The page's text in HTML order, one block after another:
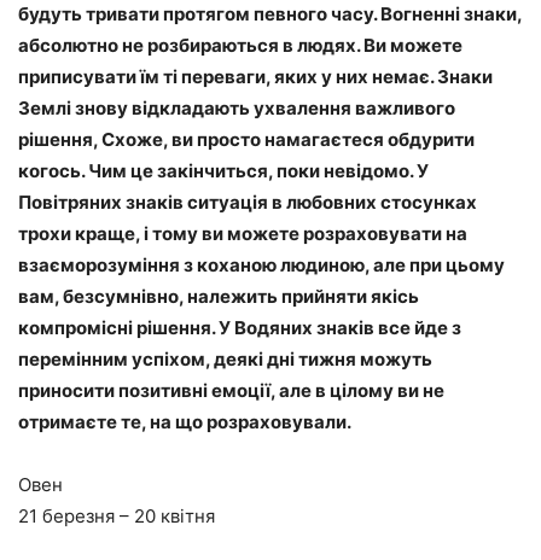
будуть тривати протягом певного часу. Вогненні знаки,
абсолютно не розбираються в людях. Ви можете
приписувати їм ті переваги, яких у них немає. Знаки
Землі знову відкладають ухвалення важливого
рішення, Схоже, ви просто намагаєтеся обдурити
когось. Чим це закінчиться, поки невідомо. У
Повітряних знаків ситуація в любовних стосунках
трохи краще, і тому ви можете розраховувати на
взаєморозуміння з коханою людиною, але при цьому
вам, безсумнівно, належить прийняти якісь
компромісні рішення. У Водяних знаків все йде з
перемінним успіхом, деякі дні тижня можуть
приносити позитивні емоції, але в цілому ви не
отримаєте те, на що розраховували.
Овен
21 березня – 20 квітня